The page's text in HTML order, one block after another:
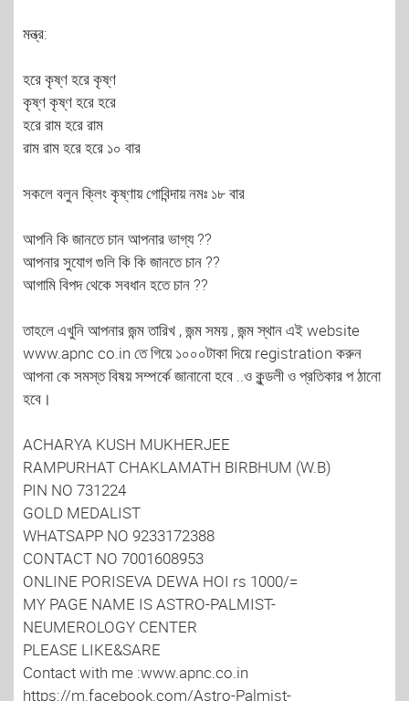
মন্ত্র:
হরে কৃষ্ণ হরে কৃষ্ণ
কৃষ্ণ কৃষ্ণ হরে হরে
হরে রাম হরে রাম
রাম রাম হরে হরে ১০ বার
সকলে বলুন ক্লিং কৃষ্ণায় গোবিন্দায় নমঃ ১৮ বার
আপনি কি জানতে চান আপনার ভাগ্য ??
আপনার সুযোগ গুলি কি কি জানতে চান ??
আগামি বিপদ থেকে সবধান হতে চান ??
তাহলে এখুনি আপনার জন্ম তারিখ , জন্ম সময় , জন্ম স্থান এই website
www.apnc co.in তে গিয়ে ১০০০টাকা দিয়ে registration করুন
আপনা কে সমস্ত বিষয় সম্পর্কে জানানো হবে ..ও কুন্ডলী ও প্রতিকার প ঠানো
হবে।
ACHARYA KUSH MUKHERJEE
RAMPURHAT CHAKLAMATH BIRBHUM (W.B)
PIN NO 731224
GOLD MEDALIST
WHATSAPP NO 9233172388
CONTACT NO 7001608953
ONLINE PORISEVA DEWA HOI rs 1000/=
MY PAGE NAME IS ASTRO-PALMIST-
NEUMEROLOGY CENTER
PLEASE LIKE&SARE
Contact with me :www.apnc.co.in
https://m.facebook.com/Astro-Palmist-